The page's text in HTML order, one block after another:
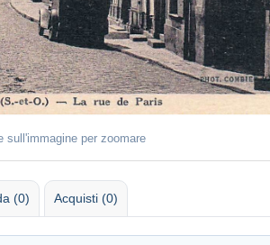
sull'immagine per zoomare
(0) Acquisti (0)